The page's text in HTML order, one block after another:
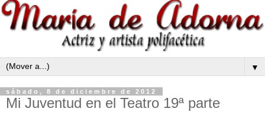
▼
sábado, 8 de diciembre de 2012
Mi Juventud en el Teatro 19ª parte